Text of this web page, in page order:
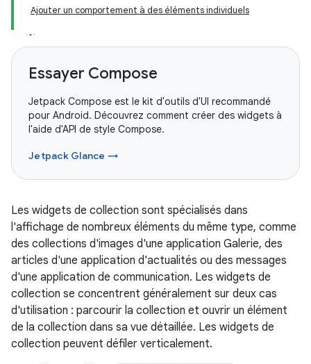
Ajouter un comportement à des éléments individuels
Essayer Compose
Jetpack Compose est le kit d'outils d'UI recommandé
pour Android. Découvrez comment créer des widgets à
l'aide d'API de style Compose.
Jetpack Glance →
Les widgets de collection sont spécialisés dans
l'affichage de nombreux éléments du même type, comme
des collections d'images d'une application Galerie, des
articles d'une application d'actualités ou des messages
d'une application de communication. Les widgets de
collection se concentrent généralement sur deux cas
d'utilisation : parcourir la collection et ouvrir un élément
de la collection dans sa vue détaillée. Les widgets de
collection peuvent défiler verticalement.